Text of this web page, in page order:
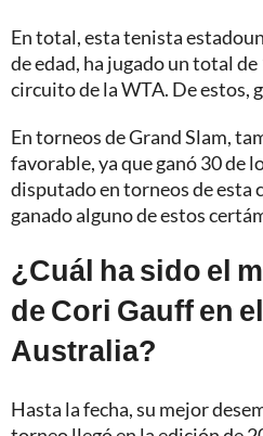
En total, esta tenista
de edad, ha jugado un total
circuito de la WTA. De estos,
En torneos de Grand Slam,
favorable, ya que ganó 30 de
disputado en torneos de esta
ganado alguno de estos
¿Cuál ha sido el
de Cori Gauff en
Australia?
Hasta la fecha, su mejor